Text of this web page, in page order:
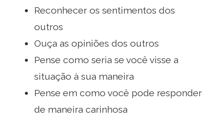
Reconhecer os sentimentos dos
outros
Ouça as opiniões dos outros
Pense como seria se você visse a
situação à sua maneira
Pense em como você pode responder
de maneira carinhosa